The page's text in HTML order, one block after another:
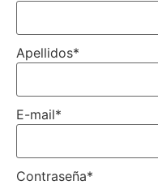
Apellidos*
E-mail*
Contraseña*